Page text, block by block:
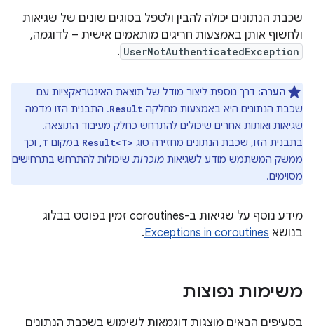
שכבת הנתונים יכולה להבין ולטפל בסוגים שונים של שגיאות
ולחשוף אותן באמצעות חריגים מותאמים אישית – לדוגמה,
UserNotAuthenticatedException
.
הערה: דרך נוספת ליצור מודל של תוצאת האינטראקציות עם
שכבת הנתונים היא באמצעות מחלקה Result. התבנית הזו מדמה
שגיאות ואותות אחרים שיכולים להתרחש כחלק מעיבוד התוצאה.
בתבנית הזו, שכבת הנתונים מחזירה סוג Result<T> במקום T, וכך
ממשק המשתמש מודע לשגיאות מוכרות שיכולות להתרחש בתרחישים
מסוימים.
מידע נוסף על שגיאות ב-coroutines זמין בפוסט בבלוג
בנושא Exceptions in coroutines
.
משימות נפוצות
בסעיפים הבאים מוצגות דוגמאות לשימוש בשכבת הנתונים